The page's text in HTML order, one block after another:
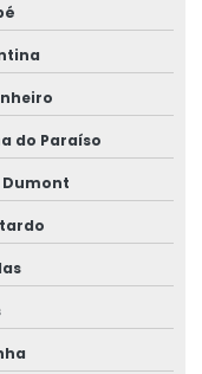
do Paraíso
Dumont